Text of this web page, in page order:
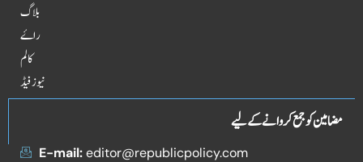
بلاگ
راۓ
کالم
نیوز فیڈ
مضامین کو جمع کروانے کے لیے
E-mail:editor@republicpolicy.com